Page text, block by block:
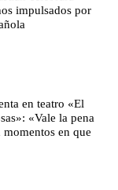
impulsados por
en teatro «El
«Vale la pena
en que